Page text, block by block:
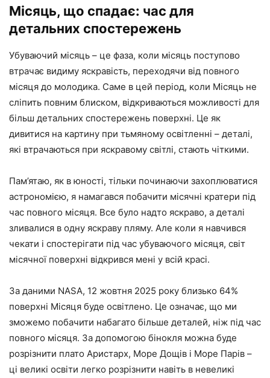
Місяць, що спадає: час для
детальних спостережень
Убуваючий місяць – це фаза, коли місяць поступово
втрачає видиму яскравість, переходячи від повного
місяця до молодика. Саме в цей період, коли Місяць не
сліпить повним блиском, відкриваються можливості для
більш детальних спостережень поверхні. Це як
дивитися на картину при тьмяному освітленні – деталі,
які втрачаються при яскравому світлі, стають чіткими.
Пам’ятаю, як в юності, тільки починаючи захоплюватися
астрономією, я намагався побачити місячні кратери під
час повного місяця. Все було надто яскраво, а деталі
зливалися в одну яскраву пляму. Але коли я навчився
чекати і спостерігати під час убуваючого місяця, світ
місячної поверхні відкрився мені у всій красі.
За даними NASA, 12 жовтня 2025 року близько 64% ​​
поверхні Місяця буде освітлено. Це означає, що ми
зможемо побачити набагато більше деталей, ніж під час
повного місяця. За допомогою бінокля можна буде
розрізнити плато Аристарх, Море Дощів і Море Парів –
ці великі освіти легко розрізнити навіть в невеликі